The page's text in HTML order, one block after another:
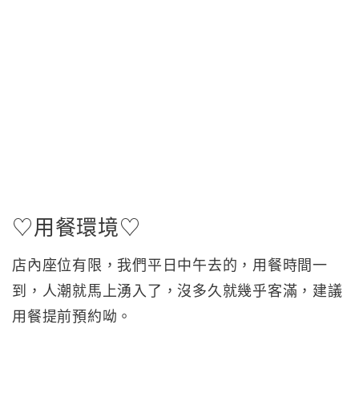
♡用餐環境♡
店內座位有限，我們平日中午去的，用餐時間一
到，人潮就馬上湧入了，沒多久就幾乎客滿，建議
用餐提前預約呦。